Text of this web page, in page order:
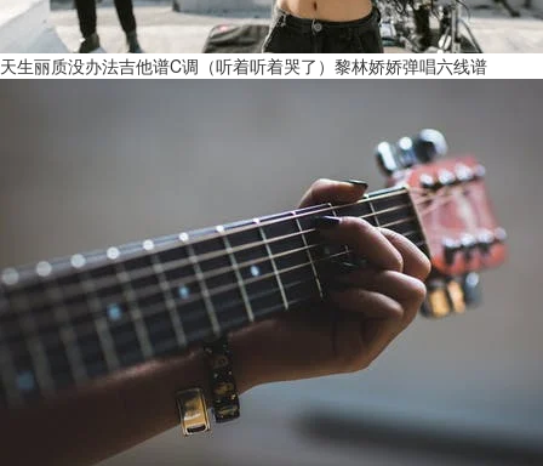
天生丽质没办法吉他谱C调（听着听着哭了）黎林娇娇弹唱六线谱